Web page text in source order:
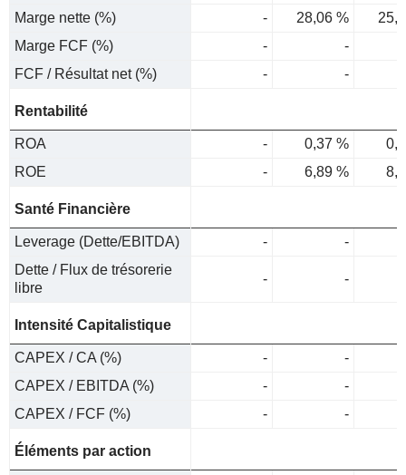
Marge nette (%)
- 28,06 %
Marge FCF (%)
-
-
FCF / Résultat net (%)
- -
Rentabilité
ROA - 0,37 %
ROE
- 6,89 %
Santé Financière
Leverage (Dette/EBITDA) -
-
Dette / Flux de trésorerie
libre
- -
Intensité Capitalistique
CAPEX / CA (%) -
-
CAPEX / EBITDA (%)
-
-
CAPEX / FCF (%)
- -
Éléments par action